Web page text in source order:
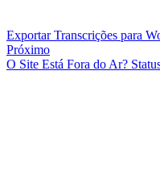
Exportar Transcrições para
Próximo
O Site Está Fora do Ar?